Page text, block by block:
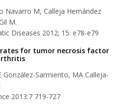
Navarro M, Calleja Hernández
M.
Diseases 2012; 15: e78-e79
for tumor necrosis factor
González-Sarmiento, MA Calleja-
2013:7 719-727